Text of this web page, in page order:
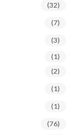
(32)
(7)
(3)
(1)
(2)
(1)
(1)
(76)